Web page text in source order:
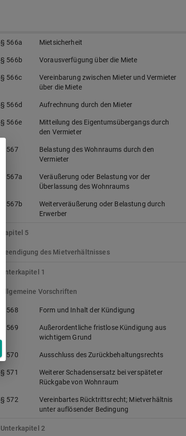
§ 566a Mietsicherheit
§ 566b Vorausverfügung über die Miete
§ 566c
Vereinbarung zwischen Mieter und Vermieter
über die Miete
§ 566d Aufrechnung durch den Mieter
§ 566e
Mitteilung des Eigentumsübergangs durch
den Vermieter
§ 567
Belastung des Wohnraums durch den
Vermieter
§ 567a
Veräußerung oder Belastung vor der
Überlassung des Wohnraums
§ 567b
Weiterveräußerung oder Belastung durch
Erwerber
Kapitel 5
Beendigung des Mietverhältnisses
Unterkapitel 1
Allgemeine Vorschriften
§ 568 Form und Inhalt der Kündigung
§ 569
Außerordentliche fristlose Kündigung aus
wichtigem Grund
§ 570 Ausschluss des Zurückbehaltungsrechts
§ 571
Weiterer Schadensersatz bei verspäteter
Rückgabe von Wohnraum
§ 572
Vereinbartes Rücktrittsrecht; Mietverhältnis
unter auflösender Bedingung
Unterkapitel 2